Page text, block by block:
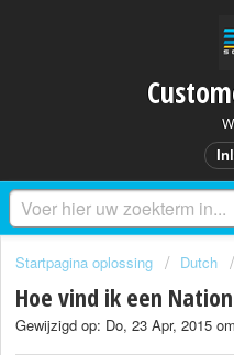
Startpagina oplossing Dutch
Hoe vind ik een
Gewijzigd op: Do, 23 Apr, 2015